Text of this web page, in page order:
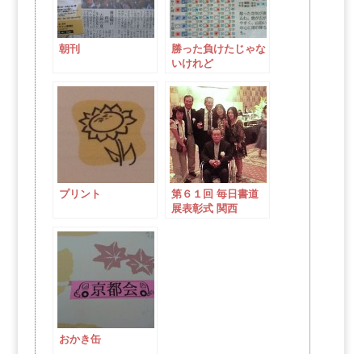
朝刊
勝った負けたじゃな
いけれど
プリント
第６１回 毎日書道
展表彰式 関西
おかき缶